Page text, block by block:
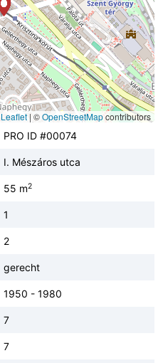
Leaflet | ©OpenStreetMapcontributors
PRO ID #00074
I. Mészáros utca
55 m2
1
2
gerecht
1950 - 1980
7
7